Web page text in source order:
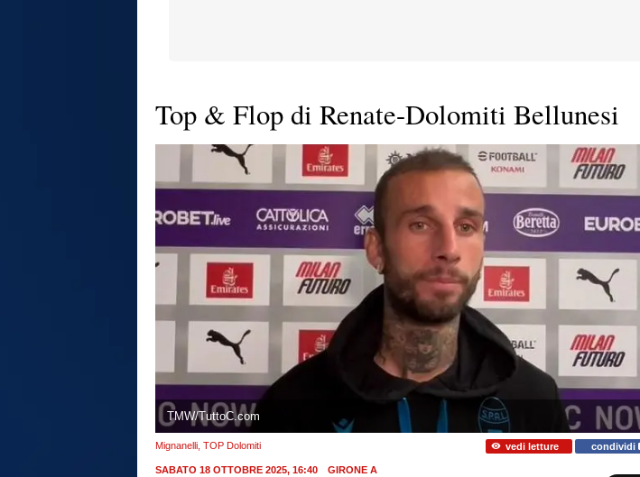
Top & Flop di Renate-Dolomiti Bellunesi
TMW/TuttoC.com
Mignanelli, TOP Dolomiti vedi letture condividi
SABATO 18 OTTOBRE 2025, 16:40
GIRONE A